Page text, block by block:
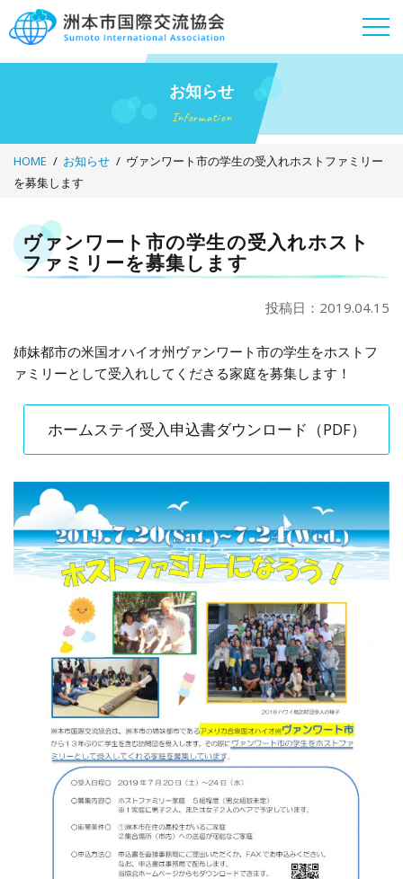
Skip
to
お知らせ
Information
HOME お知らせ
ヴァンワート市の学生の受入れホストファミリー
を募集します
ヴァンワート市の学生の受入れホスト
ファミリーを募集します
投稿日：2019.04.15
姉妹都市の米国オハイオ州ヴァンワート市の学生をホストフ
ァミリーとして受入れしてくださる家庭を募集します！
ホームステイ受入申込書ダウンロード（PDF）